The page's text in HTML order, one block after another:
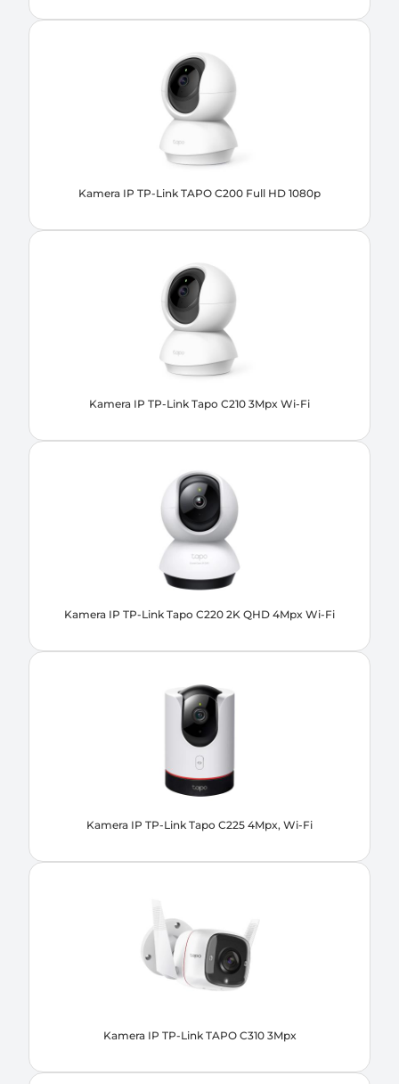
Kamera IP TP-Link TAPO C200 Full HD 1080p
Kamera IP TP-Link Tapo C210 3Mpx Wi-Fi
Kamera IP TP-Link Tapo C220 2K QHD 4Mpx Wi-Fi
Kamera IP TP-Link Tapo C225 4Mpx, Wi-Fi
Kamera IP TP-Link TAPO C310 3Mpx